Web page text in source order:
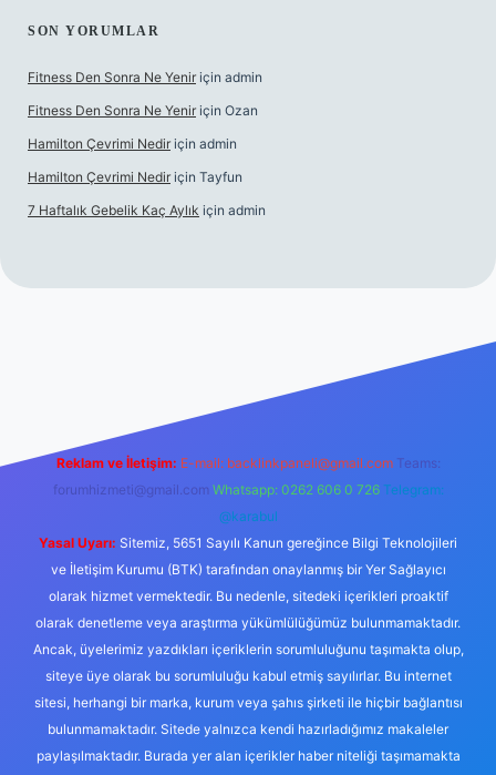
SON YORUMLAR
Fitness Den Sonra Ne Yenir için admin
Fitness Den Sonra Ne Yenir için Ozan
Hamilton Çevrimi Nedir için admin
Hamilton Çevrimi Nedir için Tayfun
7 Haftalık Gebelik Kaç Aylık için admin
Reklam ve İletişim: E-mail: backlinkpaneli@gmail.com Teams:
forumhizmeti@gmail.com Whatsapp: 0262 606 0 726 Telegram:
@karabul
Yasal Uyarı: Sitemiz, 5651 Sayılı Kanun gereğince Bilgi Teknolojileri
ve İletişim Kurumu (BTK) tarafından onaylanmış bir Yer Sağlayıcı
olarak hizmet vermektedir. Bu nedenle, sitedeki içerikleri proaktif
olarak denetleme veya araştırma yükümlülüğümüz bulunmamaktadır.
Ancak, üyelerimiz yazdıkları içeriklerin sorumluluğunu taşımakta olup,
siteye üye olarak bu sorumluluğu kabul etmiş sayılırlar. Bu internet
sitesi, herhangi bir marka, kurum veya şahıs şirketi ile hiçbir bağlantısı
bulunmamaktadır. Sitede yalnızca kendi hazırladığımız makaleler
paylaşılmaktadır. Burada yer alan içerikler haber niteliği taşımamakta